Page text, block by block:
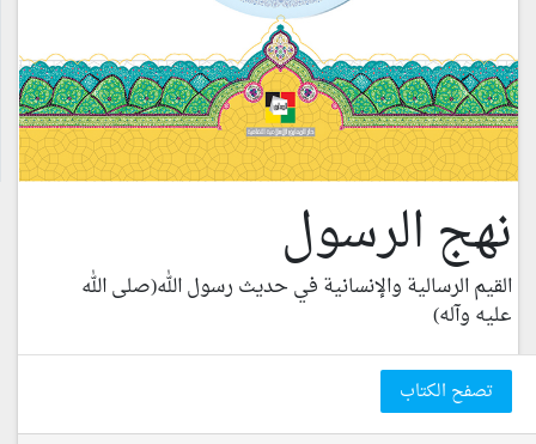
نهج الرسول
القيم الرسالية والإنسانية في حديث رسول الله(صلى الله
عليه وآله)
تصفح الكتاب